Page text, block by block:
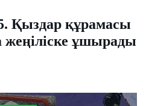
Қыздар құрамасы
ұшырады